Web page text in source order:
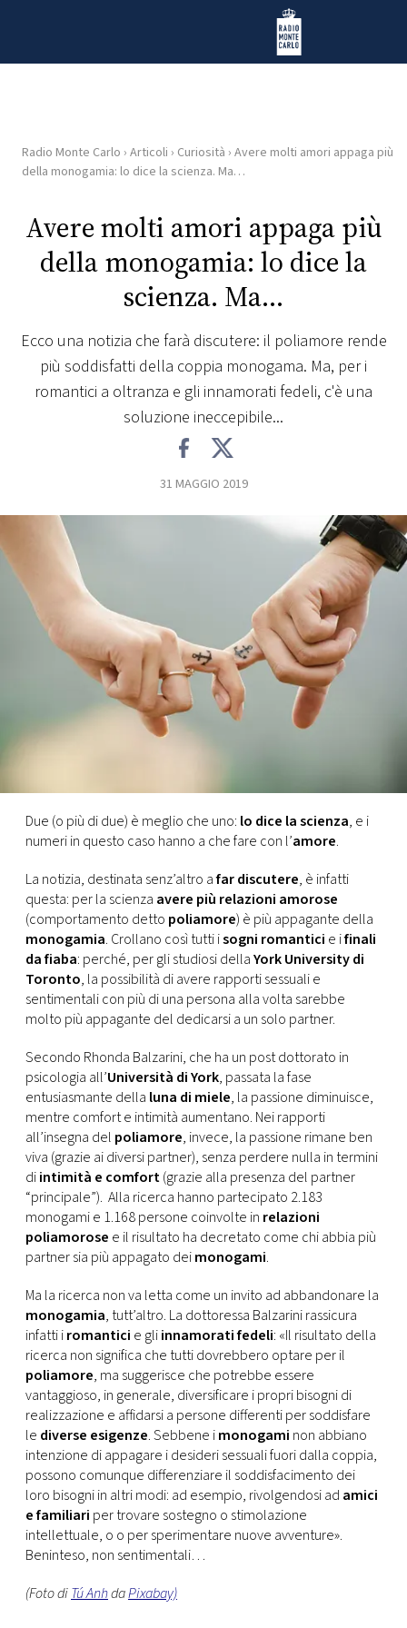
Radio Monte Carlo
HOME
RADIO
WEB
PLAYLIST
NEWS
EVENTI
VIDEO
PRINCIPATO
DI
MONACO
CONSIGLIA
Radio Monte Carlo › Articoli › Curiosità › Avere molti amori appaga più
della monogamia: lo dice la scienza. Ma…
Avere molti amori appaga più
della monogamia: lo dice la
scienza. Ma…
Ecco una notizia che farà discutere: il poliamore rende
più soddisfatti della coppia monogama. Ma, per i
romantici a oltranza e gli innamorati fedeli, c'è una
soluzione ineccepibile...
31 MAGGIO 2019
Due (o più di due) è meglio che uno: lo dice la scienza, e i
numeri in questo caso hanno a che fare con l’amore.
La notizia, destinata senz’altro afar discutere, è infatti
questa: per la scienza avere più relazioni amorose
(comportamento detto poliamore) è più appagante della
monogamia. Crollano così tutti isogni romantici e ifinali
da fiaba: perché, per gli studiosi dellaYork University di
Toronto, la possibilità di avere rapporti sessuali e
sentimentali con più di una persona alla volta sarebbe
molto più appagante del dedicarsi a un solo partner.
Secondo Rhonda Balzarini, che ha un post dottorato in
psicologia all’Università di York, passata la fase
entusiasmante della luna di miele, la passione diminuisce,
mentre comfort e intimità aumentano. Nei rapporti
all’insegna del poliamore, invece, la passione rimane ben
viva (grazie ai diversi partner), senza perdere nulla in termini
diintimità e comfort(grazie alla presenza del partner
“principale”). Alla ricerca hanno partecipato 2.183
monogami e 1.168 persone coinvolte in relazioni
poliamorose e il risultato ha decretato come chi abbia più
partner sia più appagato deimonogami.
Ma la ricerca non va letta come un invito ad abbandonare la
monogamia, tutt’altro. La dottoressa Balzarini rassicura
infatti iromantici e gliinnamorati fedeli: «Il risultato della
ricerca non significa che tutti dovrebbero optare per il
poliamore, ma suggerisce che potrebbe essere
vantaggioso, in generale, diversificare i propri bisogni di
realizzazione e affidarsi a persone differenti per soddisfare
le diverse esigenze. Sebbene imonogami non abbiano
intenzione di appagare i desideri sessuali fuori dalla coppia,
possono comunque differenziare il soddisfacimento dei
loro bisogni in altri modi: ad esempio, rivolgendosi ad amici
e familiari per trovare sostegno o stimolazione
intellettuale, o o per sperimentare nuove avventure».
Beninteso, non sentimentali…
(Foto diTú AnhdaPixabay)